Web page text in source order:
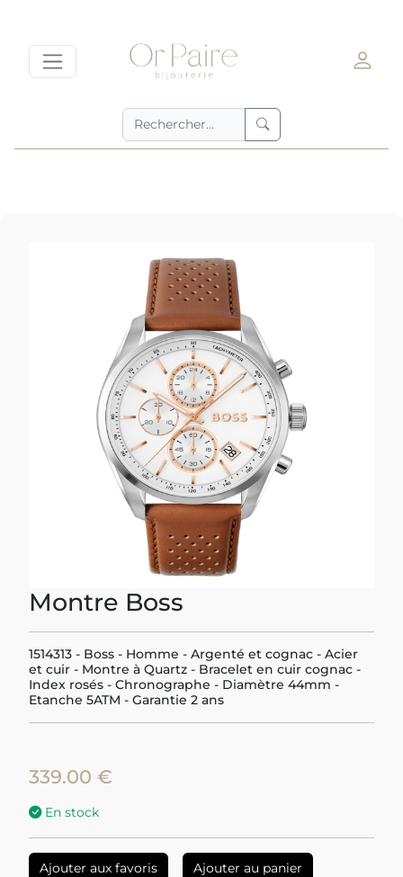
Previous
Montre Boss
1514313 - Boss - Homme - Argenté et cognac - Acier
et cuir - Montre à Quartz - Bracelet en cuir cognac -
Index rosés - Chronographe - Diamètre 44mm -
Etanche 5ATM - Garantie 2 ans
339.00 €
En stock
Ajouter aux favoris Ajouter au panier